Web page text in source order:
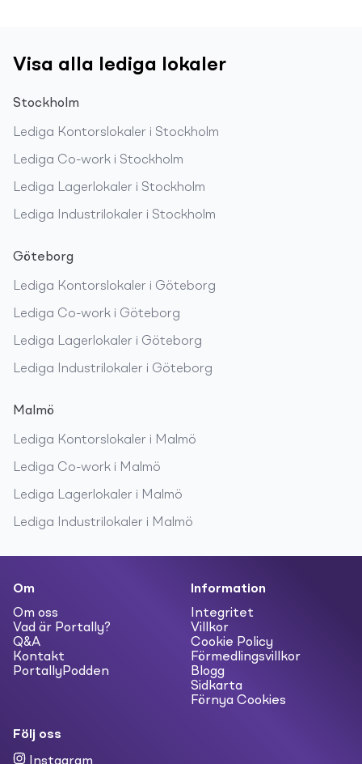
Visa alla lediga lokaler
Stockholm
Lediga Kontorslokaler i Stockholm
Lediga Co-work i Stockholm
Lediga Lagerlokaler i Stockholm
Lediga Industrilokaler i Stockholm
Göteborg
Lediga Kontorslokaler i Göteborg
Lediga Co-work i Göteborg
Lediga Lagerlokaler i Göteborg
Lediga Industrilokaler i Göteborg
Malmö
Lediga Kontorslokaler i Malmö
Lediga Co-work i Malmö
Lediga Lagerlokaler i Malmö
Lediga Industrilokaler i Malmö
Om
Om oss
Vad är Portally?
Q&A
Kontakt
PortallyPodden
Information
Integritet
Villkor
Cookie Policy
Förmedlingsvillkor
Blogg
Sidkarta
Förnya Cookies
Följ oss